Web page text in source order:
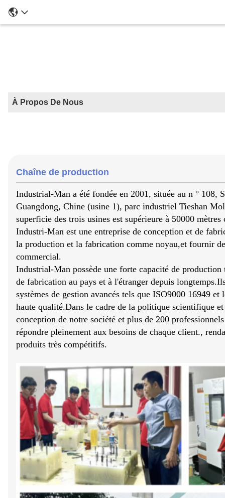
À Propos De Nous
Chaîne de production
Industrial-Man a été fondée en 2001, située au n °
Guangdong, Chine (usine 1), parc industriel Tieshan
superficie des trois usines est supérieure à 50000 mètres
Industri-Man est une entreprise de conception et de
la production et la fabrication comme noyau,et fournir
commercial.
Industrial-Man possède une forte capacité de
de fabrication au pays et à l'étranger depuis
systèmes de gestion avancés tels que ISO9000 16949
haute qualité.Dans le cadre de la politique scientifique
conception de notre société et plus de 200
répondre pleinement aux besoins de chaque client.,
produits très compétitifs.